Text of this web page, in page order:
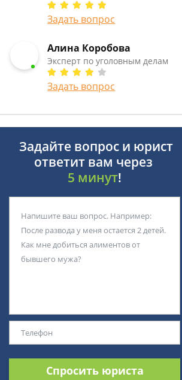
Задать вопрос
Алина Коробова
Эксперт по уголовным делам
Задать вопрос
Задайте вопрос и юрист
ответит вам через
5 минут!
Спросить юриста